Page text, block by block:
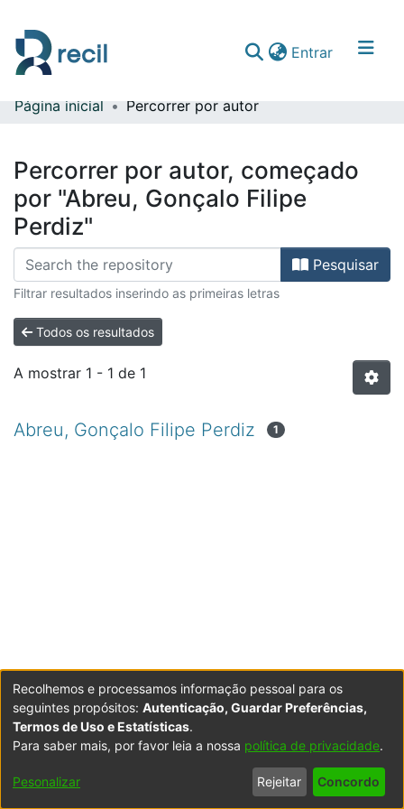
Entrar(current)
Comunidades & Coleções
Página inicial Percorrer por autor
Percorrer por autor, começado
por "Abreu, Gonçalo Filipe
Perdiz"
Pesquisar
Filtrar resultados inserindo as primeiras letras
Todos os resultados
A mostrar 1 - 1 de 1
Abreu, Gonçalo Filipe Perdiz 1
Powered by DSpace Copyright © 2003-2026LYRASIS
Configurações
Política de
Privacidade
Termos
de Uso
Contacte-
nos
Recolhemos e processamos informação pessoal para os
seguintes propósitos: Autenticação, Guardar Preferências,
Termos de Uso e Estatísticas.
Para saber mais, por favor leia a nossa política de privacidade.
Pesonalizar Rejeitar Concordo